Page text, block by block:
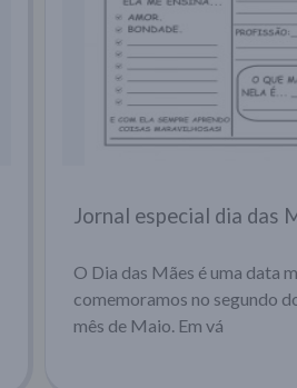
Jornal especial dia das
O Dia das Mães é uma data
comemoramos no segundo
mês de Maio. Em vá